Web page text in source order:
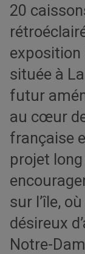
20
exposition
située à
futur
au cœur
française
projet
sur l’île,
désireux
Notre-